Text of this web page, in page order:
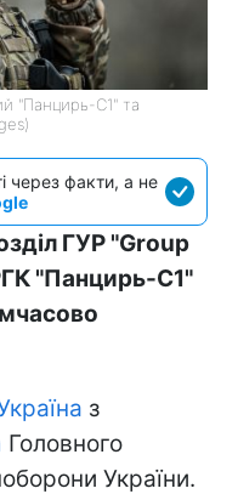
"Панцирь-С1" та
через факти, а не
ГУР "Group
"Панцирь-С1"
з
Головного
України.